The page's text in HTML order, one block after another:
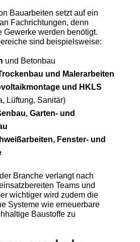
Bauarbeiten setzt auf ein
Fachrichtungen, denn
Gewerke werden benötigt.
sind beispielsweise:
und Betonbau
und Malerarbeiten
und HKLS
Lüftung, Sanitär)
Garten- und
Fenster- und
Branche verlangt nach
Teams und
wichtiger wird zudem die
Systeme wie erneuerbare
Baustoffe zu